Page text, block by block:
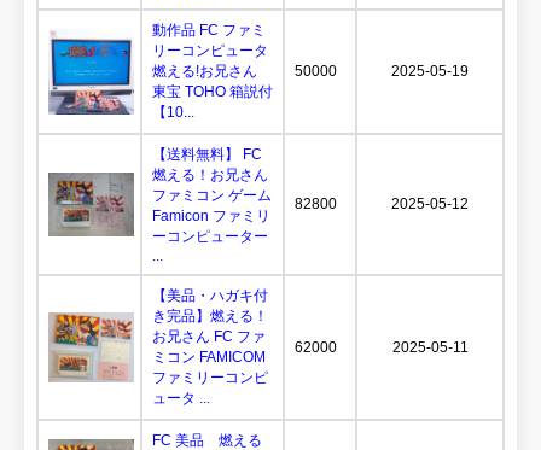
動作品 FC ファミ
リーコンピュータ
燃える!お兄さん
東宝 TOHO 箱説付
【10...
50000 2025-05-19
【送料無料】 FC
燃える！お兄さん
ファミコン ゲーム
Famicon ファミリ
ーコンピューター
...
82800 2025-05-12
【美品・ハガキ付
き完品】燃える！
お兄さん FC ファ
ミコン FAMICOM
ファミリーコンピ
ュータ ...
62000 2025-05-11
FC 美品 燃える